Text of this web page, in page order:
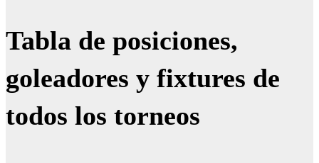
Tabla de posiciones,
goleadores y fixtures de
todos los torneos